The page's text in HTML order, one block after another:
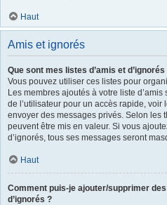
Haut
Amis et ignorés
Que sont mes listes d’amis et d’ignorés
Vous pouvez utiliser ces listes pour
Les membres ajoutés à votre liste
de l’utilisateur pour un accès rapide, voir
envoyer des messages privés. Selon les
peuvent être mis en valeur. Si vous
d’ignorés, tous ses messages seront
Haut
Comment puis-je ajouter/supprimer
d’ignorés ?